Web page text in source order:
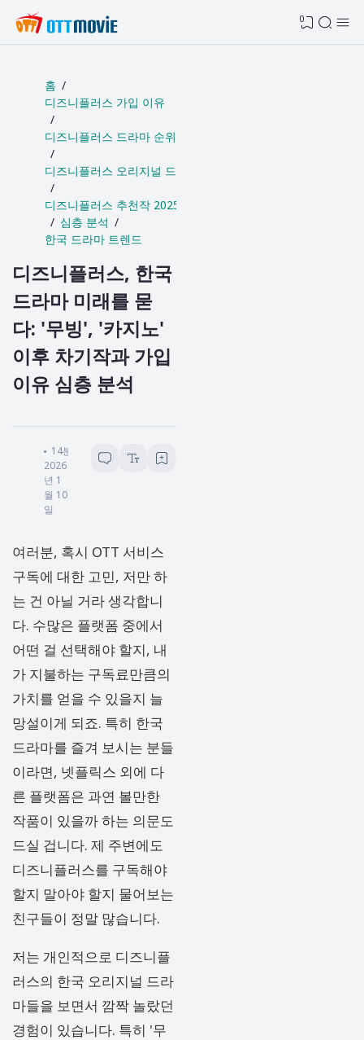
0
홈
디즈니플러스 가입 이유
디즈니플러스 드라마 순위
디즈니플러스 오리지널 드라마
디즈니플러스 추천작 2025
심층 분석
한국 드라마 트렌드
디즈니플러스, 한국
드라마 미래를 묻
다: '무빙', '카지노'
이후 차기작과 가입
이유 심층 분석
세이헬로
14분 소요
2026
년 1
월 10
일
여러분, 혹시 OTT 서비스
구독에 대한 고민, 저만 하
는 건 아닐 거라 생각합니
다. 수많은 플랫폼 중에서
어떤 걸 선택해야 할지, 내
가 지불하는 구독료만큼의
가치를 얻을 수 있을지 늘
망설이게 되죠. 특히 한국
드라마를 즐겨 보시는 분들
이라면, 넷플릭스 외에 다
른 플랫폼은 과연 볼만한
작품이 있을까 하는 의문도
드실 겁니다. 제 주변에도
디즈니플러스를 구독해야
할지 말아야 할지 물어보는
친구들이 정말 많습니다.
저는 개인적으로 디즈니플
러스의 한국 오리지널 드라
마들을 보면서 깜짝 놀랐던
경험이 있습니다. 특히 '무